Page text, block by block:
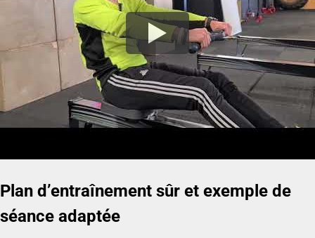
Plan d’entraînement sûr et exemple de
séance adaptée